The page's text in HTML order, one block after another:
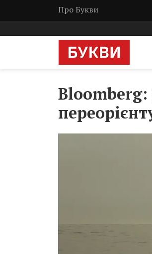
Про Букви
Bloomberg: